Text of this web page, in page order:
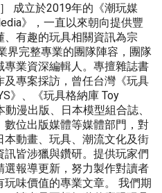
］ 成立於2019年的《潮玩媒
》，一直以來朝向提供豐
、有趣的玩具相關資訊為宗
界完整專業的團隊陣容，團隊
專業資深編輯人。專擅雜誌書
及專案採訪，曾任台灣《玩具
》、《玩具格納庫 Toy
動漫出版、日本模型組合誌、
數位出版媒體等媒體部門，對
本動畫、玩具、潮流文化及街
訊皆涉獵與鑽研。提供玩家們
選報導更新，努力製作對讀者
玩味價值的專業文章。 我們期